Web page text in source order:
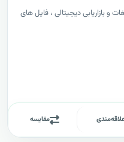
و بازاریابی دیجیتالی ، فایل های
مقایسه